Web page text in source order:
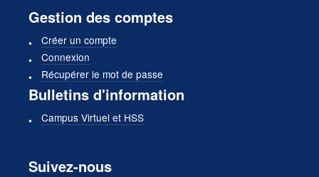
Gestion des comptes
Créer un compte
Connexion
Récupérer le mot de passe
Bulletins d'information
Campus Virtuel et HSS
Suivez-nous